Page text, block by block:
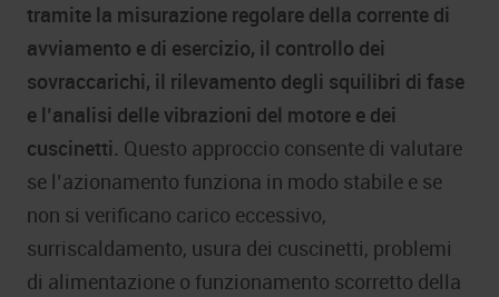
tramite la misurazione regolare della corrente di
avviamento e di esercizio, il controllo dei
sovraccarichi, il rilevamento degli squilibri di fase
e l’analisi delle vibrazioni del motore e dei
cuscinetti. Questo approccio consente di valutare
se l’azionamento funziona in modo stabile e se
non si verificano carico eccessivo,
surriscaldamento, usura dei cuscinetti, problemi
di alimentazione o funzionamento scorretto della